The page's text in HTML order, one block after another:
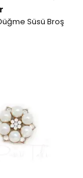
Süsü Broş